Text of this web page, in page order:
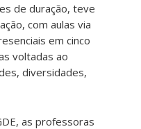
de duração, teve
com aulas via
em cinco
voltadas ao
diversidades,
as professoras